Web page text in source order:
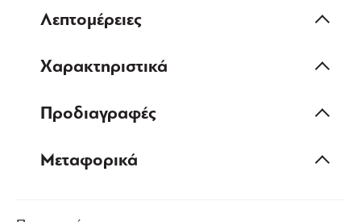
Λεπτομέρειες
Χαρακτηριστικά
Προδιαγραφές
Μεταφορικά